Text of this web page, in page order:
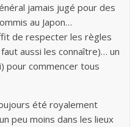
jamais jugé pour des
au Japon…
de respecter les règles
aussi les connaître)… un
pour commencer tous
été royalement
peu moins dans les lieux